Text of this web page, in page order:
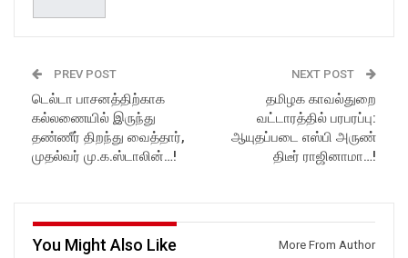
PREV POST
டெல்டா பாசனத்திற்காக
கல்லணையில் இருந்து
தண்ணீர் திறந்து வைத்தார்,
முதல்வர் மு.க.ஸ்டாலின்…!
NEXT POST
தமிழக காவல்துறை
வட்டாரத்தில் பரபரப்பு:
ஆயுதப்படை எஸ்பி அருண்
திடீர் ராஜினாமா…!
You Might Also Like More From Author